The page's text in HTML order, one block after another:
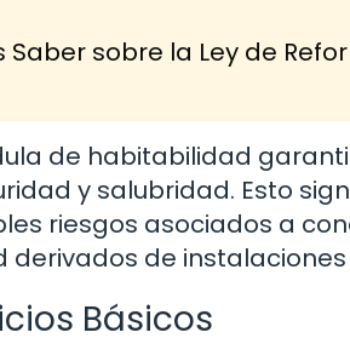
Saber sobre la Ley de
de habitabilidad
y salubridad. Esto
riesgos asociados a
derivados de
Básicos